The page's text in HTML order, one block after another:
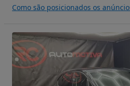
Como são posicionados os